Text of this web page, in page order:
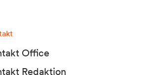
Office
Redaktion